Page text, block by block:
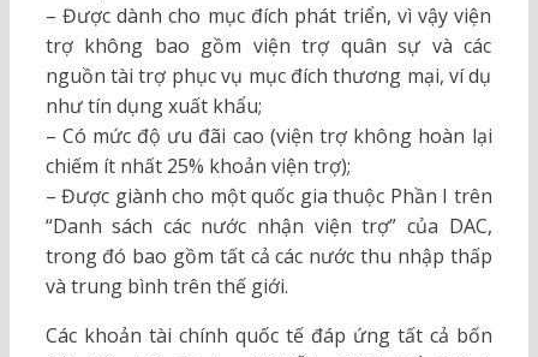
– Được dành cho mục đích phát triển, vì vậy viện
trợ không bao gồm viện trợ quân sự và các
nguồn tài trợ phục vụ mục đích thương mại, ví dụ
như tín dụng xuất khẩu;
– Có mức độ ưu đãi cao (viện trợ không hoàn lại
chiếm ít nhất 25% khoản viện trợ);
– Được giành cho một quốc gia thuộc Phần I trên
“Danh sách các nước nhận viện trợ” của DAC,
trong đó bao gồm tất cả các nước thu nhập thấp
và trung bình trên thế giới.
Các khoản tài chính quốc tế đáp ứng tất cả bốn